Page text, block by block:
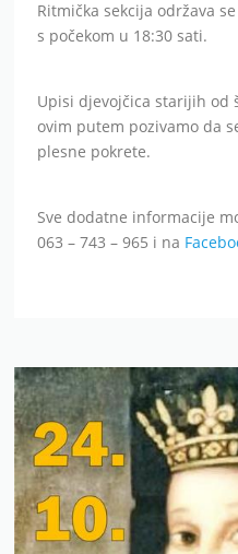
Ritmička sekcija održava
s počekom u 18:30 sati.
Upisi djevojčica starijih od
ovim putem pozivamo da
plesne pokrete.
Sve dodatne informacije
063 – 743 – 965 i na